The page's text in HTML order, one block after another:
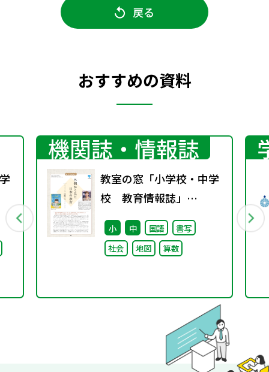
戻る
おすすめの資料
機関誌・情報誌
教室の窓「小学校・中学
校 教育情報誌」
vol.76 2025年9月発行
小 中 国語
書写
社会
地図 算数